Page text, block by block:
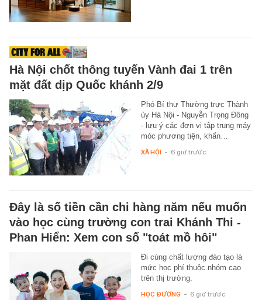
Hà Nội chốt thông tuyến Vành đai 1 trên
mặt đất dịp Quốc khánh 2/9
Phó Bí thư Thường trực Thành
ủy Hà Nội - Nguyễn Trọng Đông
- lưu ý các đơn vị tập trung máy
móc phương tiện, khẩn…
XÃ HỘI - 6 giờ trước
Đây là số tiền cần chi hàng năm nếu muốn
vào học cùng trường con trai Khánh Thi -
Phan Hiển: Xem con số "toát mồ hôi"
Đi cùng chất lượng đào tạo là
mức học phí thuộc nhóm cao
trên thị trường.
HỌC ĐƯỜNG - 6 giờ trước